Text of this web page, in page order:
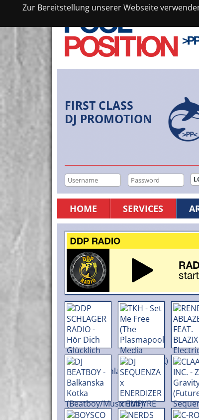
Zur Bereitstellung unserer Webseite
FIRST CLASS
DJ PROMOTION
HOME SERVICES